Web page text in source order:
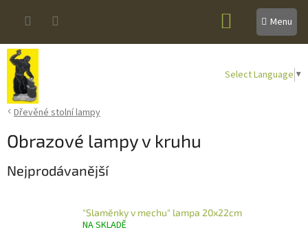
Select Language ▼
NÁKUPNÍ
KOŠÍK
Dřevěné stolní lampy
Obrazové lampy v kruhu
Nejprodávanější
"Slaměnky v mechu" lampa 20x22cm
NA SKLADĚ